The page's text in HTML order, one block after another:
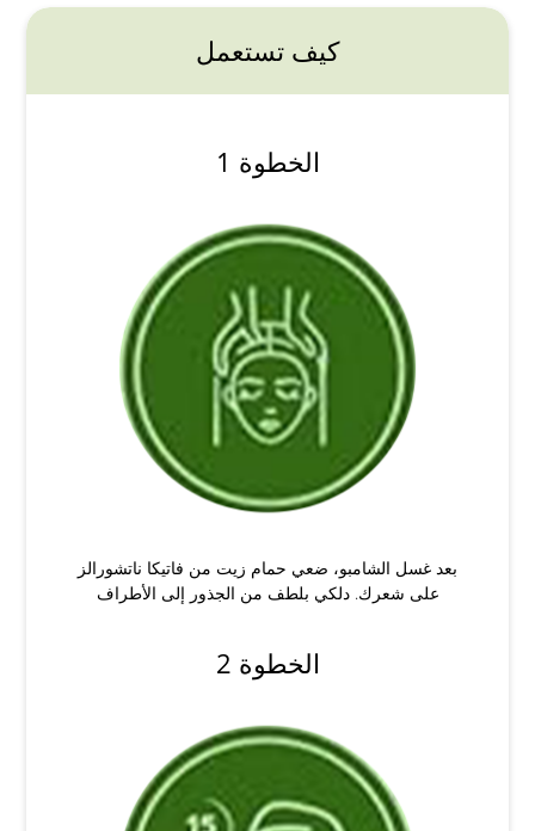
كيف تستعمل
الخطوة 1
بعد غسل الشامبو، ضعي حمام زيت من فاتيكا ناتشورالز
على شعرك. دلكي بلطف من الجذور إلى الأطراف
الخطوة 2